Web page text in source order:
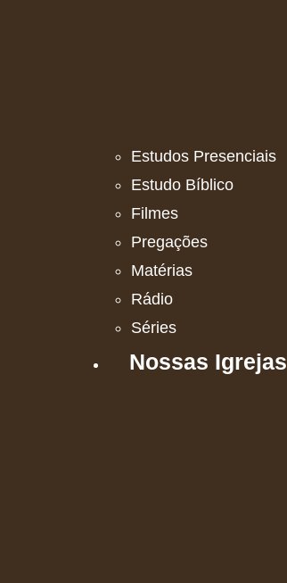
Estudos Presenciais
Estudo Bíblico
Filmes
Pregações
Matérias
Rádio
Séries
Nossas Igrejas